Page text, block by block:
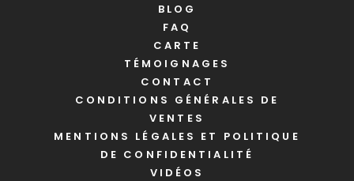
BLOG
FAQ
CARTE
TÉMOIGNAGES
CONTACT
CONDITIONS GÉNÉRALES DE
VENTES
MENTIONS LÉGALES ET POLITIQUE
DE CONFIDENTIALITÉ
VIDÉOS